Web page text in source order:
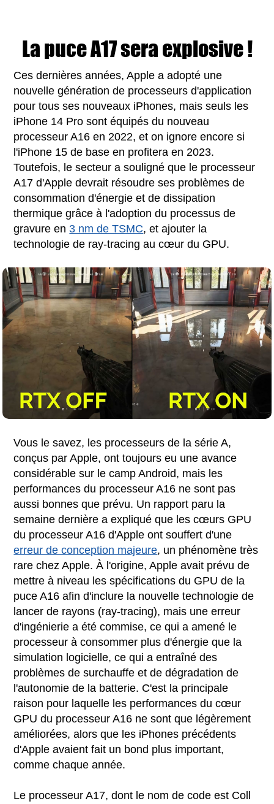
La puce A17 sera explosive !
Ces dernières années, Apple a adopté une
nouvelle génération de processeurs d'application
pour tous ses nouveaux iPhones, mais seuls les
iPhone 14 Pro sont équipés du nouveau
processeur A16 en 2022, et on ignore encore si
l'iPhone 15 de base en profitera en 2023.
Toutefois, le secteur a souligné que le processeur
A17 d'Apple devrait résoudre ses problèmes de
consommation d'énergie et de dissipation
thermique grâce à l'adoption du processus de
gravure en 3 nm de TSMC, et ajouter la
technologie de ray-tracing au cœur du GPU.
Vous le savez, les processeurs de la série A,
conçus par Apple, ont toujours eu une avance
considérable sur le camp Android, mais les
performances du processeur A16 ne sont pas
aussi bonnes que prévu. Un rapport paru la
semaine dernière a expliqué que les cœurs GPU
du processeur A16 d'Apple ont souffert d'une
erreur de conception majeure, un phénomène très
rare chez Apple. À l'origine, Apple avait prévu de
mettre à niveau les spécifications du GPU de la
puce A16 afin d'inclure la nouvelle technologie de
lancer de rayons (ray-tracing), mais une erreur
d'ingénierie a été commise, ce qui a amené le
processeur à consommer plus d'énergie que la
simulation logicielle, ce qui a entraîné des
problèmes de surchauffe et de dégradation de
l'autonomie de la batterie. C'est la principale
raison pour laquelle les performances du cœur
GPU du processeur A16 ne sont que légèrement
améliorées, alors que les iPhones précédents
d'Apple avaient fait un bond plus important,
comme chaque année.
Le processeur A17, dont le nom de code est Coll